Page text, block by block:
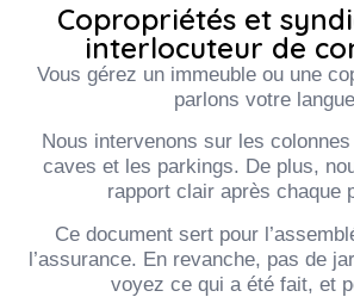
Copropriétés et
interlocuteur de
Vous gérez un immeuble ou une
parlons votre
Nous intervenons sur les
caves et les parkings. De plus,
rapport clair après chaque
Ce document sert pour
l’assurance. En revanche, pas de
voyez ce qui a été fait, et